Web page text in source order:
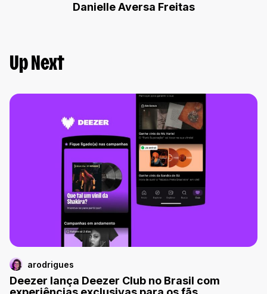
Danielle Aversa Freitas
Up Next
arodrigues
Deezer lança Deezer Club no Brasil com